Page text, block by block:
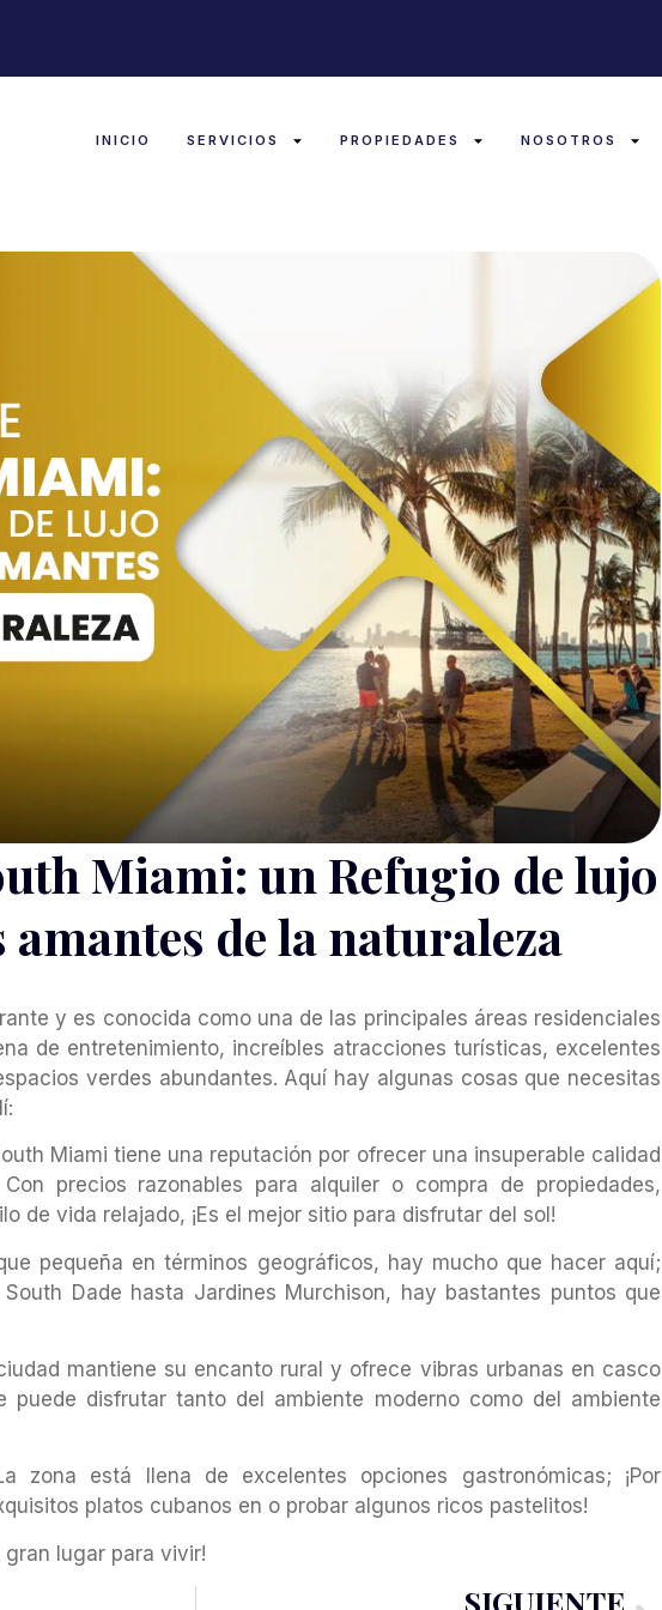
INICIO SERVICIOS PROPIEDADES NOSOTROS
Miami: un Refugio de lujo
de la naturaleza
y es conocida como una de las principales áreas residenciales
de entretenimiento, increíbles atracciones turísticas, excelentes
verdes abundantes. Aquí hay algunas cosas que necesitas
Miami tiene una reputación por ofrecer una insuperable calidad
precios razonables para alquiler o compra de propiedades,
de vida relajado, ¡Es el mejor sitio para disfrutar del sol!
pequeña en términos geográficos, hay mucho que hacer aquí;
Dade hasta Jardines Murchison, hay bastantes puntos que
mantiene su encanto rural y ofrece vibras urbanas en casco
puede disfrutar tanto del ambiente moderno como del ambiente
zona está llena de excelentes opciones gastronómicas; ¡Por
platos cubanos en o probar algunos ricos pastelitos!
gran lugar para vivir!
SIGUIENTE